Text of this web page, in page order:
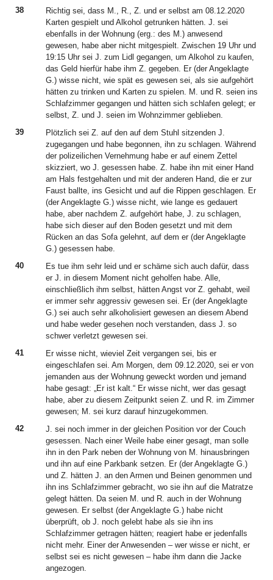
38
Richtig sei, dass M., R., Z. und er selbst am 08.12.2020
Karten gespielt und Alkohol getrunken hätten. J. sei
ebenfalls in der Wohnung (erg.: des M.) anwesend
gewesen, habe aber nicht mitgespielt. Zwischen 19 Uhr und
19:15 Uhr sei J. zum Lidl gegangen, um Alkohol zu kaufen,
das Geld hierfür habe ihm Z. gegeben. Er (der Angeklagte
G.) wisse nicht, wie spät es gewesen sei, als sie aufgehört
hätten zu trinken und Karten zu spielen. M. und R. seien ins
Schlafzimmer gegangen und hätten sich schlafen gelegt; er
selbst, Z. und J. seien im Wohnzimmer geblieben.
39
Plötzlich sei Z. auf den auf dem Stuhl sitzenden J.
zugegangen und habe begonnen, ihn zu schlagen. Während
der polizeilichen Vernehmung habe er auf einem Zettel
skizziert, wo J. gesessen habe. Z. habe ihn mit einer Hand
am Hals festgehalten und mit der anderen Hand, die er zur
Faust ballte, ins Gesicht und auf die Rippen geschlagen. Er
(der Angeklagte G.) wisse nicht, wie lange es gedauert
habe, aber nachdem Z. aufgehört habe, J. zu schlagen,
habe sich dieser auf den Boden gesetzt und mit dem
Rücken an das Sofa gelehnt, auf dem er (der Angeklagte
G.) gesessen habe.
40
Es tue ihm sehr leid und er schäme sich auch dafür, dass
er J. in diesem Moment nicht geholfen habe. Alle,
einschließlich ihm selbst, hätten Angst vor Z. gehabt, weil
er immer sehr aggressiv gewesen sei. Er (der Angeklagte
G.) sei auch sehr alkoholisiert gewesen an diesem Abend
und habe weder gesehen noch verstanden, dass J. so
schwer verletzt gewesen sei.
41
Er wisse nicht, wieviel Zeit vergangen sei, bis er
eingeschlafen sei. Am Morgen, dem 09.12.2020, sei er von
jemanden aus der Wohnung geweckt worden und jemand
habe gesagt: „Er ist kalt.“ Er wisse nicht, wer das gesagt
habe, aber zu diesem Zeitpunkt seien Z. und R. im Zimmer
gewesen; M. sei kurz darauf hinzugekommen.
42
J. sei noch immer in der gleichen Position vor der Couch
gesessen. Nach einer Weile habe einer gesagt, man solle
ihn in den Park neben der Wohnung von M. hinausbringen
und ihn auf eine Parkbank setzen. Er (der Angeklagte G.)
und Z. hätten J. an den Armen und Beinen genommen und
ihn ins Schlafzimmer gebracht, wo sie ihn auf die Matratze
gelegt hätten. Da seien M. und R. auch in der Wohnung
gewesen. Er selbst (der Angeklagte G.) habe nicht
überprüft, ob J. noch gelebt habe als sie ihn ins
Schlafzimmer getragen hätten; reagiert habe er jedenfalls
nicht mehr. Einer der Anwesenden – wer wisse er nicht, er
selbst sei es nicht gewesen – habe ihm dann die Jacke
angezogen.